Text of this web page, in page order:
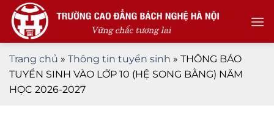
Skip
content
Trang chủ » Thông tin tuyển sinh » THÔNG BÁO
TUYỂN SINH VÀO LỚP 10 (HỆ SONG BẰNG) NĂM
HỌC 2026-2027